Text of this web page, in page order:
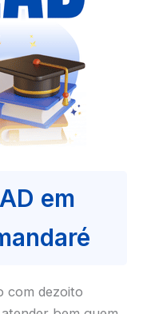
em
com dezoito